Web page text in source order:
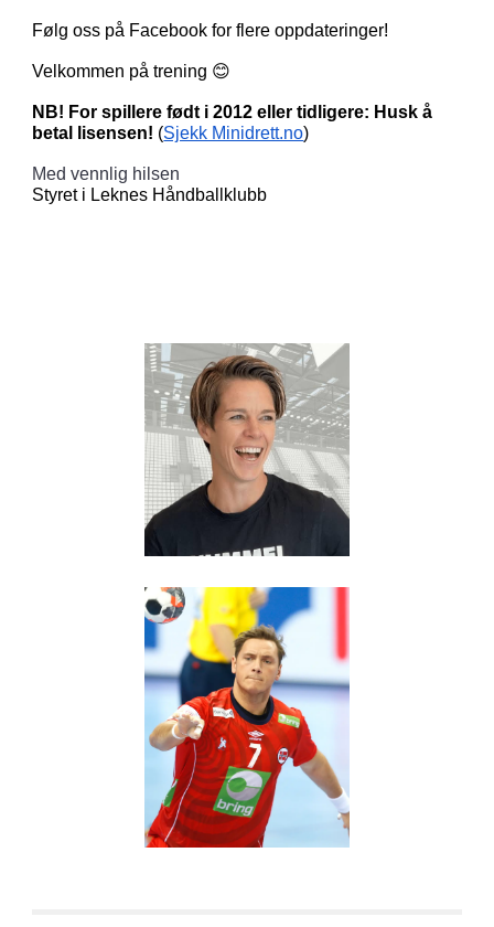
Følg oss på Facebook for flere oppdateringer!
Velkommen på trening 😊
NB! For spillere født i 2012 eller tidligere: Husk å
betal lisensen! (Sjekk Minidrett.no)
Med vennlig hilsen
Styret i Leknes Håndballklubb